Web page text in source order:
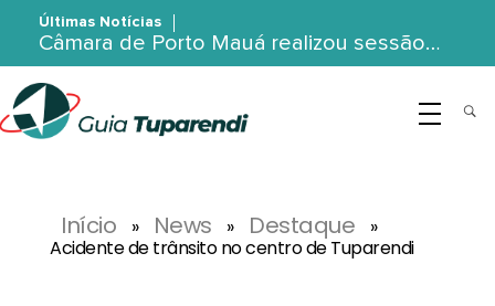
Últimas Notícias
Câmara de Porto Mauá realizou sessão…
Início » News » Destaque
»
Acidente de trânsito no centro de Tuparendi